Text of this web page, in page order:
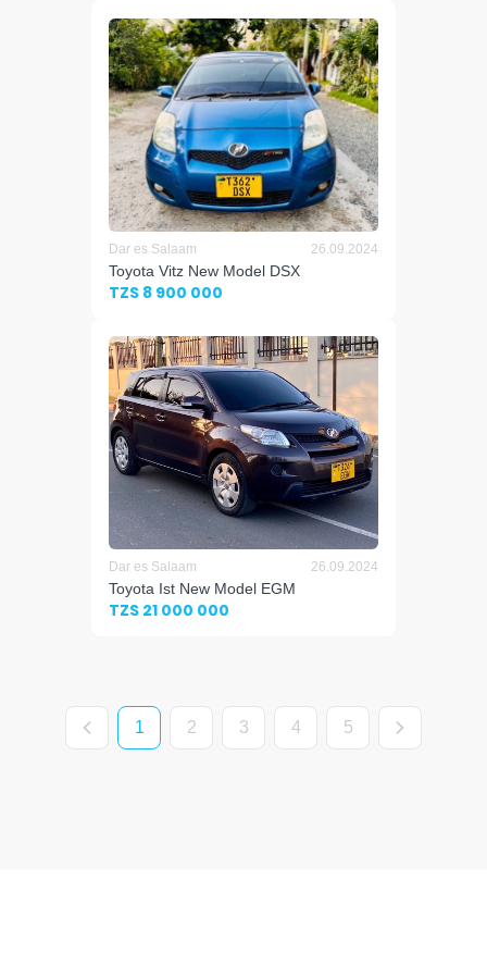
Dar es Salaam 26.09.2024
Toyota Vitz New Model DSX
TZS 8 900 000
Dar es Salaam 26.09.2024
Toyota Ist New Model EGM
TZS 21 000 000
1 2 3 4 5